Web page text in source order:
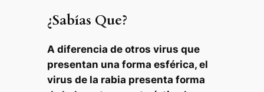
¿Sabías Que?
A diferencia de otros virus que
presentan una forma esférica, el
virus de la rabia presenta forma